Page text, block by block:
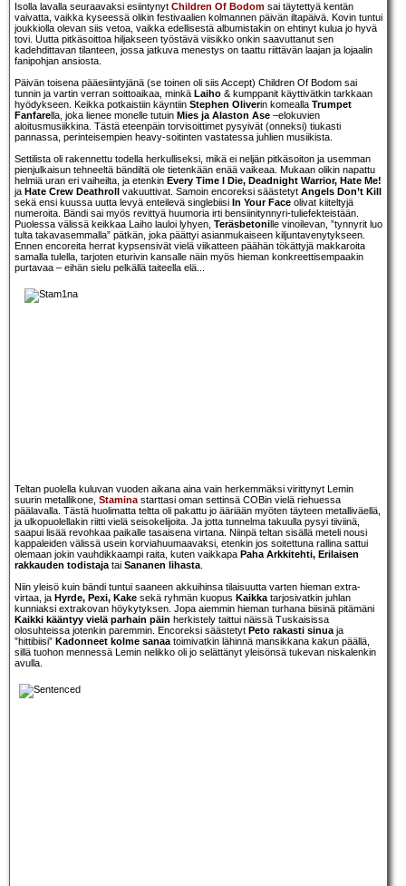
Isolla lavalla seuraavaksi esiintynyt Children Of Bodom sai täytettyä kentän
vaivatta, vaikka kyseessä olikin festivaalien kolmannen päivän iltapäivä. Kovin tuntui
joukkiolla olevan siis vetoa, vaikka edellisestä albumistakin on ehtinyt kulua jo hyvä
tovi. Uutta pitkäsoittoa hiljakseen työstävä viisikko onkin saavuttanut sen
kadehdittavan tilanteen, jossa jatkuva menestys on taattu riittävän laajan ja lojaalin
fanipohjan ansiosta.
Päivän toisena pääesiintyjänä (se toinen oli siis Accept) Children Of Bodom sai
tunnin ja vartin verran soittoaikaa, minkä Laiho & kumppanit käyttivätkin tarkkaan
hyödykseen. Keikka potkaistiin käyntiin Stephen Oliverin komealla Trumpet
Fanfare lla, joka lienee monelle tutuin Mies ja Alaston Ase –elokuvien
aloitusmusiikkina. Tästä eteenpäin torvisoittimet pysyivät (onneksi) tiukasti
pannassa, perinteisempien heavy-soitinten vastatessa juhlien musiikista.
Settilista oli rakennettu todella herkulliseksi, mikä ei neljän pitkäsoiton ja usemman
pienjulkaisun tehneeltä bändiltä ole tietenkään enää vaikeaa. Mukaan olikin napattu
helmiä uran eri vaiheilta, ja etenkin Every Time I Die, Deadnight Warrior, Hate Me!
ja Hate Crew Deathroll vakuuttivat. Samoin encoreksi säästetyt Angels Don’t Kill
sekä ensi kuussa uutta levyä enteilevä singlebiisi In Your Face olivat kiiteltyjä
numeroita. Bändi sai myös revittyä huumoria irti bensiinitynnyri-tuliefekteistään.
Puolessa välissä keikkaa Laiho lauloi lyhyen, Teräsbetoni lle vinoilevan, ”tynnyrit luo
tulta takavasemmalla” pätkän, joka päättyi asianmukaiseen kiljuntavenytykseen.
Ennen encoreita herrat kypsensivät vielä viikatteen päähän tökättyjä makkaroita
samalla tulella, tarjoten eturivin kansalle näin myös hieman konkreettisempaakin
purtavaa – eihän sielu pelkällä taiteella elä...
Teltan puolella kuluvan vuoden aikana aina vain herkemmäksi virittynyt Lemin
suurin metallikone, Staminastarttasi oman settinsä COBin vielä riehuessa
päälavalla. Tästä huolimatta teltta oli pakattu jo ääriään myöten täyteen metalliväellä,
ja ulkopuolellakin riitti vielä seisokelijoita. Ja jotta tunnelma takuulla pysyi tiiviinä,
saapui lisää revohkaa paikalle tasaisena virtana. Niinpä teltan sisällä meteli nousi
kappaleiden välissä usein korviahuumaavaksi, etenkin jos soitettuna rallina sattui
olemaan jokin vauhdikkaampi raita, kuten vaikkapa Paha Arkkitehti, Erilaisen
rakkauden todistajatai Sananen lihasta.
Niin yleisö kuin bändi tuntui saaneen akkuihinsa tilaisuutta varten hieman extra-
virtaa, ja Hyrde, Pexi, Kake sekä ryhmän kuopus Kaikkatarjosivatkin juhlan
kunniaksi extrakovan höykytyksen. Jopa aiemmin hieman turhana biisinä pitämäni
Kaikki kääntyy vielä parhain päin herkistely taittui näissä Tuskaisissa
olosuhteissa jotenkin paremmin. Encoreksi säästetyt Peto rakasti sinuaja
”hittibiisi” Kadonneet kolme sanaatoimivatkin lähinnä mansikkana kakun päällä,
sillä tuohon mennessä Lemin nelikko oli jo selättänyt yleisönsä tukevan niskalenkin
avulla.